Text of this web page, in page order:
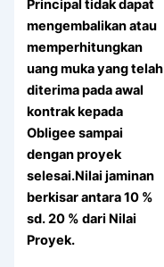
Principal tidak dapat
mengembalikan atau
memperhitungkan
uang muka yang telah
diterima pada awal
kontrak kepada
Obligee sampai
dengan proyek
selesai.Nilai jaminan
berkisar antara 10 %
sd. 20 % dari Nilai
Proyek.